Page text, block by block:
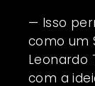
— Isso
como um
Leonardo
com a